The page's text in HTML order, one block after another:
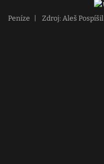
Peníze Zdroj: Aleš Pospíšil